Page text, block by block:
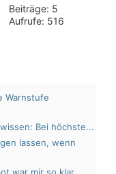
Beiträge: 5
Aufrufe: 516
Warnstufe
Bei höchste...
lassen, wenn
war mir so klar